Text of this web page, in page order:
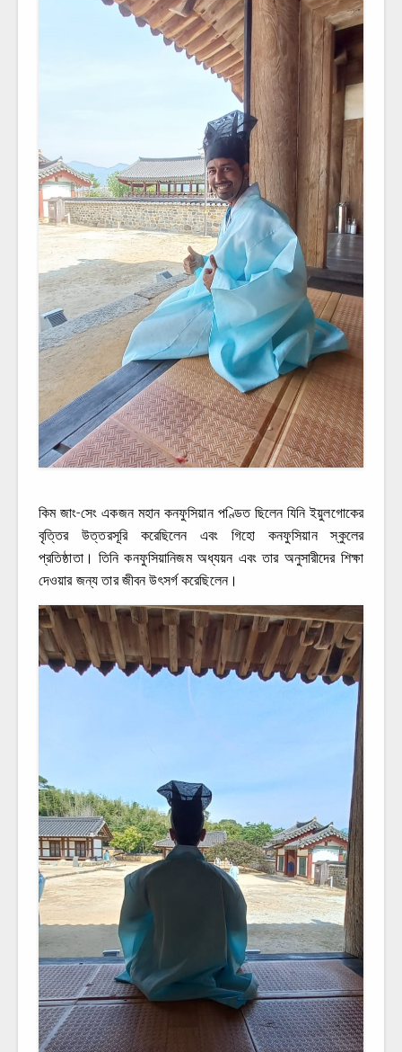
কিম জাং-সেং একজন মহান কনফুসিয়ান পণ্ডিত ছিলেন যিনি ইয়ুলগোকের
বৃত্তির উত্তরসূরি করেছিলেন এবং গিহো কনফুসিয়ান স্কুলের
প্রতিষ্ঠাতা। তিনি কনফুসিয়ানিজম অধ্যয়ন এবং তার অনুসারীদের শিক্ষা
দেওয়ার জন্য তার জীবন উৎসর্গ করেছিলেন।